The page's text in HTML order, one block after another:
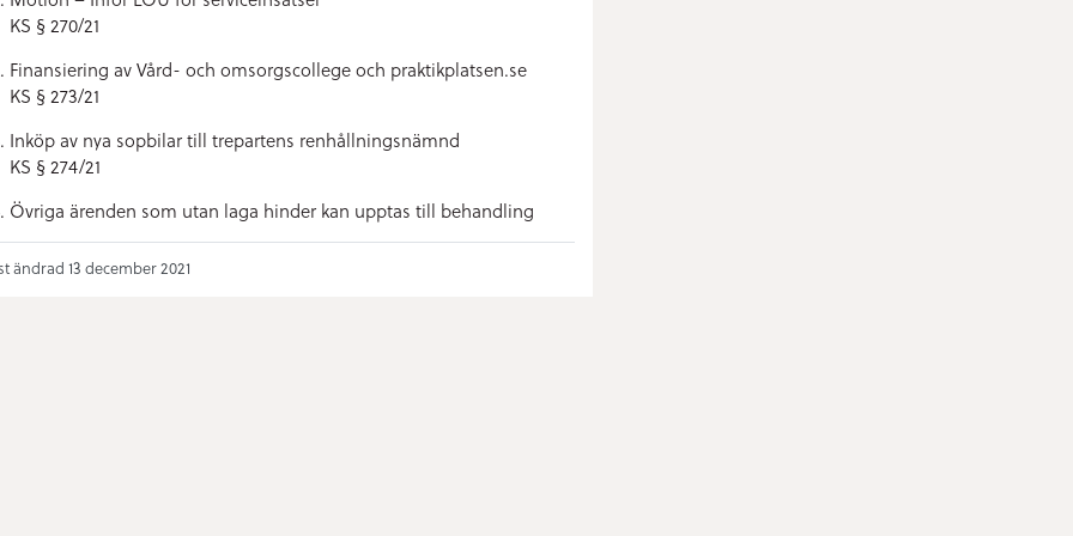
KS § 270/21
Finansiering av Vård- och omsorgscollege och praktikplatsen.se
KS § 273/21
Inköp av nya sopbilar till trepartens renhållningsnämnd
KS § 274/21
Övriga ärenden som utan laga hinder kan upptas till behandling
ändrad 13 december 2021